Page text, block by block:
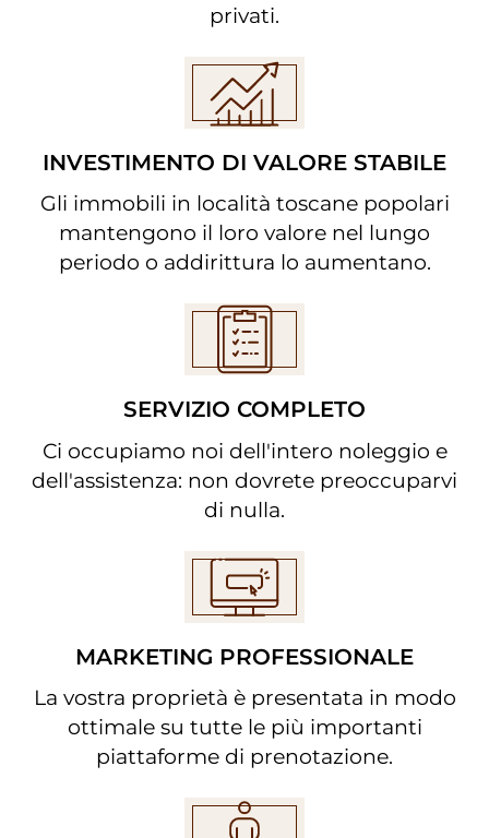
privati.
INVESTIMENTO DI VALORE STABILE
Gli immobili in località toscane popolari
mantengono il loro valore nel lungo
periodo o addirittura lo aumentano.
SERVIZIO COMPLETO
Ci occupiamo noi dell'intero noleggio e
dell'assistenza: non dovrete preoccuparvi
di nulla.
MARKETING PROFESSIONALE
La vostra proprietà è presentata in modo
ottimale su tutte le più importanti
piattaforme di prenotazione.